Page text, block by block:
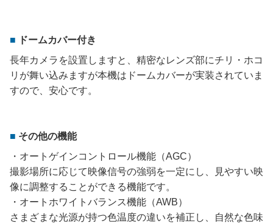
ドームカバー付き
長年カメラを設置しますと、精密なレンズ部にチリ・ホコ
リが舞い込みますが本機はドームカバーが実装されていま
すので、安心です。
その他の機能
・オートゲインコントロール機能（AGC）
撮影場所に応じて映像信号の強弱を一定にし、見やすい映
像に調整することができる機能です。
・オートホワイトバランス機能（AWB）
さまざまな光源が持つ色温度の違いを補正し、自然な色味